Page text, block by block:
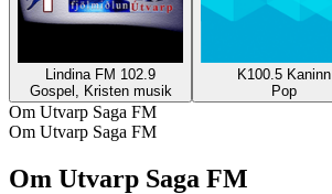
Lindina FM 102.9
Gospel, Kristen musik
K100.5 Kaninn
Pop
Om Utvarp Saga FM
Om Utvarp Saga FM
Om Utvarp Saga FM